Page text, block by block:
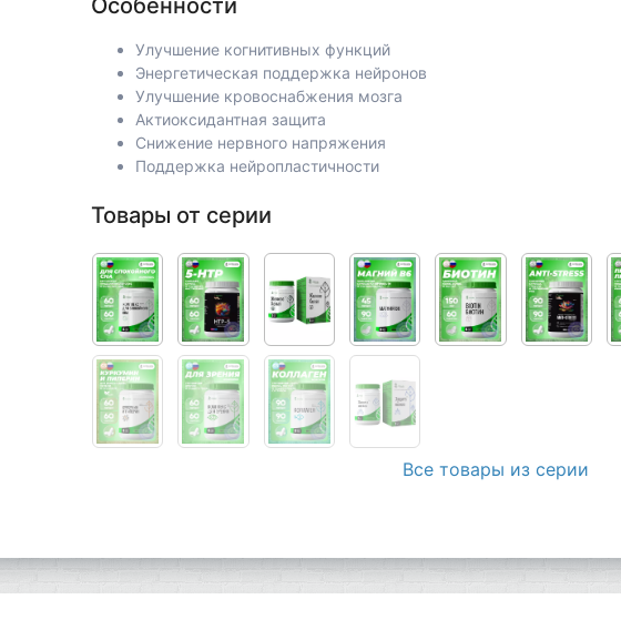
Особенности
Улучшение когнитивных функций
Энергетическая поддержка нейронов
Улучшение кровоснабжения мозга
Актиоксидантная защита
Снижение нервного напряжения
Поддержка нейропластичности
Товары от серии
Все товары из серии